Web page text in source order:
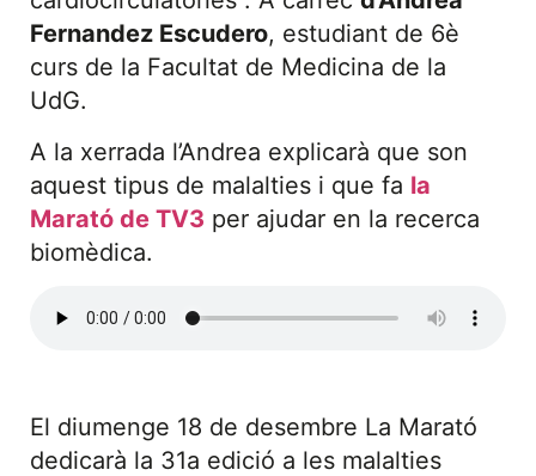
Fernandez Escudero, estudiant de 6è
curs de la Facultat de Medicina de la
UdG.
A la xerrada l’Andrea explicarà que son
aquest tipus de malalties i que fa la
Marató de TV3 per ajudar en la recerca
biomèdica.
El diumenge 18 de desembre La Marató
dedicarà la 31a edició a les malalties